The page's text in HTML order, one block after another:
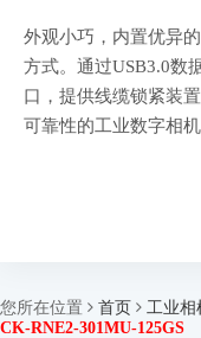
外观小巧，内置优异
方式。通过USB3.0数
口，提供线缆锁紧装
可靠性的工业数字相机
您所在位置 首页 工业相
CK-RNE2-301MU-125GS